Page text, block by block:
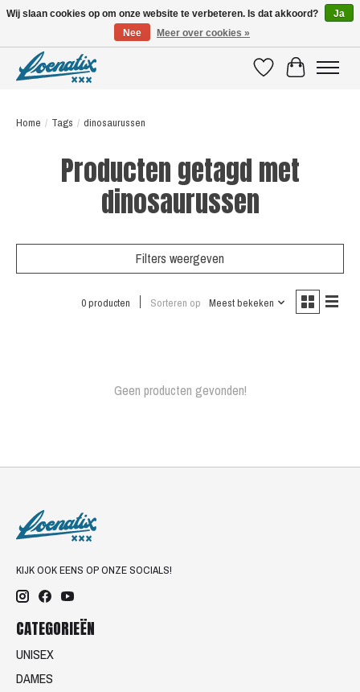
VerlanglijstWinkelwagen
Home / Tags / dinosaurussen
Producten getagd met
dinosaurussen
Filters weergeven
0 producten Sorteren op Meest bekeken
Geen producten gevonden!
KIJK OOK EENS OP ONZE SOCIALS!
CATEGORIEËN
UNISEX
DAMES
Wij slaan cookies op om onze website te verbeteren. Is dat akkoord?
Ja
Nee
Meer over cookies »